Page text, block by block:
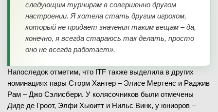
следующим турнирам в совершенно другом
настроении. Я хотела стать другим игроком,
который не придает значения таким вещам – да,
конечно, я всегда стараюсь так делать, просто
оно не всегда работает».
Напоследок отметим, что ITF также выделила в других
номинациях пары Сторм Хантер – Элисе Мертенс и Раджив
Рам – Джо Сэлисбери. У колясочников были отмечены
Диде де Гроот, Элфи Хьюитт и Нильс Винк, у юниоров –